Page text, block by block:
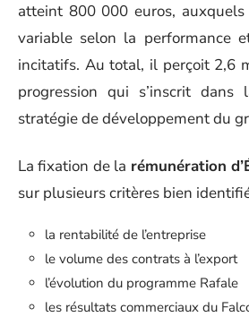
atteint 800 000 euros, auxquels
variable selon la performance
incitatifs. Au total, il perçoit 2,6
progression qui s’inscrit
stratégie de développement du
La fixation de la rémunération
sur plusieurs critères bien
la rentabilité de l’entreprise
le volume des contrats à l’export
l’évolution du programme Rafale
les résultats commerciaux du